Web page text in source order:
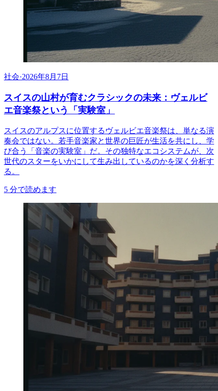
社会·2026年8月7日
スイスの山村が育むクラシックの未来：ヴェルビ
エ音楽祭という「実験室」
スイスのアルプスに位置するヴェルビエ音楽祭は、単なる演
奏会ではない。若手音楽家と世界の巨匠が生活を共にし、学
び合う「音楽の実験室」だ。その独特なエコシステムが、次
世代のスターをいかにして生み出しているのかを深く分析す
る。
5 分で読めます